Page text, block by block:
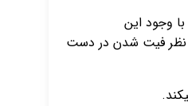
وجود این
مناسبی نیست زیرا با اینکه دستکشهای وینیل دارای 4 سایز است ولی از نظر فیت شدن در دست